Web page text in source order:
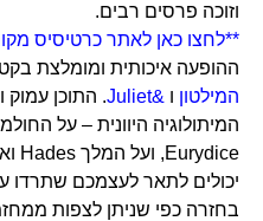
וזוכה פרסים רבים.
**לחצו כאן לאתר כרטיסיס
ההופעה איכותית ומומלצת
המילטון ו &Juliet
. התוכן עמוק
יכולים לתאר לעצמכם שתרדו
בחזרה כפי שניתן לצפות